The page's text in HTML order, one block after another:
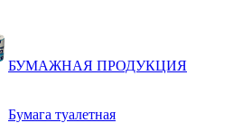
БУМАЖНАЯ ПРОДУКЦИЯ
Бумага туалетная